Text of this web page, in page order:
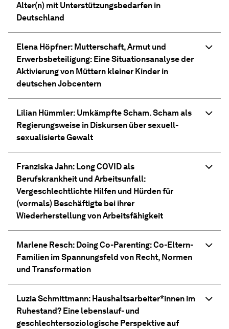
Alter(n) mit Unterstützungsbedarfen in
Deutschland
Elena Höpfner: Mutterschaft, Armut und
Erwerbsbeteiligung: Eine Situationsanalyse der
Aktivierung von Müttern kleiner Kinder in
deutschen Jobcentern
Lilian Hümmler: Umkämpfte Scham. Scham als
Regierungsweise in Diskursen über sexuell-
sexualisierte Gewalt
Franziska Jahn: Long COVID als
Berufskrankheit und Arbeitsunfall:
Vergeschlechtlichte Hilfen und Hürden für
(vormals) Beschäftigte bei ihrer
Wiederherstellung von Arbeitsfähigkeit
Marlene Resch: Doing Co-Parenting: Co-Eltern-
Familien im Spannungsfeld von Recht, Normen
und Transformation
Luzia Schmittmann: Haushaltsarbeiter*innen im
Ruhestand? Eine lebenslauf- und
geschlechtersoziologische Perspektive auf